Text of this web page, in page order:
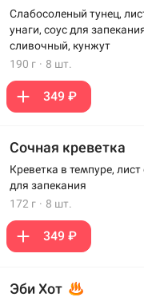
Слабосоленый тунец,
унаги, соус для
сливочный, кунжут
190 г · 8 шт.
349 ₽
Сочная креветка
Креветка в темпуре, лист
для запекания
172 г · 8 шт.
349 ₽
Эби Хот